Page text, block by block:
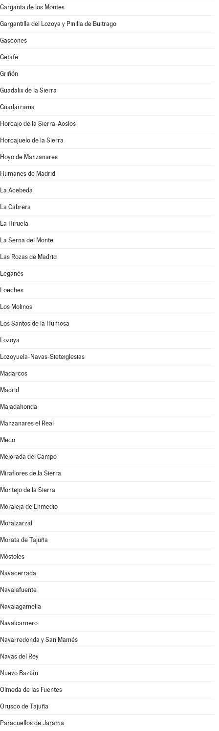
Garganta de los Montes
Gargantilla del Lozoya y Pinilla de Buitrago
Gascones
Getafe
Griñón
Guadalix de la Sierra
Guadarrama
Horcajo de la Sierra-Aoslos
Horcajuelo de la Sierra
Hoyo de Manzanares
Humanes de Madrid
La Acebeda
La Cabrera
La Hiruela
La Serna del Monte
Las Rozas de Madrid
Leganés
Loeches
Los Molinos
Los Santos de la Humosa
Lozoya
Lozoyuela-Navas-Sieteiglesias
Madarcos
Madrid
Majadahonda
Manzanares el Real
Meco
Mejorada del Campo
Miraflores de la Sierra
Montejo de la Sierra
Moraleja de Enmedio
Moralzarzal
Morata de Tajuña
Móstoles
Navacerrada
Navalafuente
Navalagamella
Navalcarnero
Navarredonda y San Mamés
Navas del Rey
Nuevo Baztán
Olmeda de las Fuentes
Orusco de Tajuña
Paracuellos de Jarama